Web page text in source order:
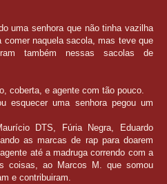
uma senhora que não tinha vazilha
naquela sacola, mas teve que
também nessas sacolas de
coberta, e agente com tão pouco.
esquecer uma senhora pegou um
DTS, Fúria Negra, Eduardo
as marcas de rap para doarem
até a madruga correndo com a
coisas, ao Marcos M. que somou
e contribuiram.